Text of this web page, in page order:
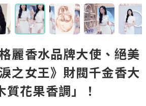
麗香水品牌大使、絕美
之女王》財閥千金香大
花果香調」！